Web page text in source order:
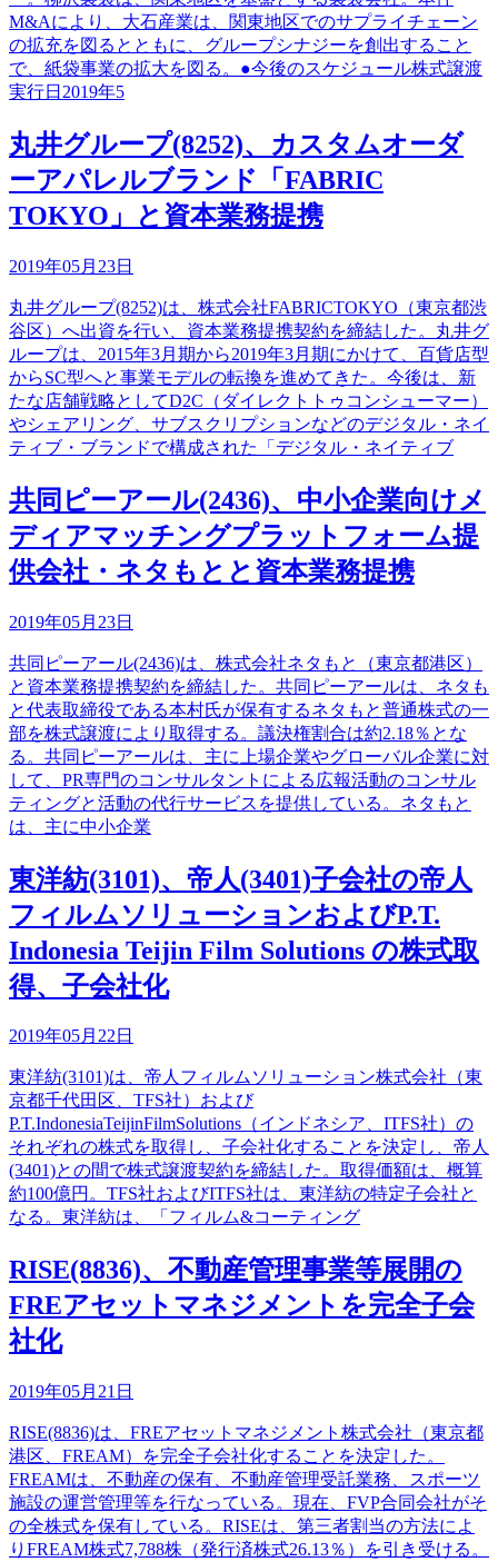
M&Aにより、大石産業は、関東地区でのサプライチェーン
の拡充を図るとともに、グループシナジーを創出すること
で、紙袋事業の拡大を図る。●今後のスケジュール株式譲渡
実行日2019年5
丸井グループ(8252)、カスタムオーダ
ーアパレルブランド「FABRIC
TOKYO」と資本業務提携
2019年05月23日
丸井グループ(8252)は、株式会社FABRICTOKYO（東京都渋
谷区）へ出資を行い、資本業務提携契約を締結した。丸井グ
ループは、2015年3月期から2019年3月期にかけて、百貨店型
からSC型へと事業モデルの転換を進めてきた。今後は、新
たな店舗戦略としてD2C（ダイレクトトゥコンシューマー）
やシェアリング、サブスクリプションなどのデジタル・ネイ
ティブ・ブランドで構成された「デジタル・ネイティブ
共同ピーアール(2436)、中小企業向けメ
ディアマッチングプラットフォーム提
供会社・ネタもとと資本業務提携
2019年05月23日
共同ピーアール(2436)は、株式会社ネタもと（東京都港区）
と資本業務提携契約を締結した。共同ピーアールは、ネタも
と代表取締役である本村氏が保有するネタもと普通株式の一
部を株式譲渡により取得する。議決権割合は約2.18％とな
る。共同ピーアールは、主に上場企業やグローバル企業に対
して、PR専門のコンサルタントによる広報活動のコンサル
ティングと活動の代行サービスを提供している。ネタもと
は、主に中小企業
東洋紡(3101)、帝人(3401)子会社の帝人
フィルムソリューションおよびP.T.
Indonesia Teijin Film Solutions の株式取
得、子会社化
2019年05月22日
東洋紡(3101)は、帝人フィルムソリューション株式会社（東
京都千代田区、TFS社）および
P.T.IndonesiaTeijinFilmSolutions（インドネシア、ITFS社）の
それぞれの株式を取得し、子会社化することを決定し、帝人
(3401)との間で株式譲渡契約を締結した。取得価額は、概算
約100億円。TFS社およびITFS社は、東洋紡の特定子会社と
なる。東洋紡は、「フィルム&コーティング
RISE(8836)、不動産管理事業等展開の
FREアセットマネジメントを完全子会
社化
2019年05月21日
RISE(8836)は、FREアセットマネジメント株式会社（東京都
港区、FREAM）を完全子会社化することを決定した。
FREAMは、不動産の保有、不動産管理受託業務、スポーツ
施設の運営管理等を行なっている。現在、FVP合同会社がそ
の全株式を保有している。RISEは、第三者割当の方法によ
りFREAM株式7,788株（発行済株式26.13％）を引き受ける。